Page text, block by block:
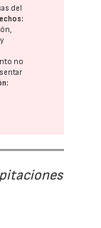
del
no